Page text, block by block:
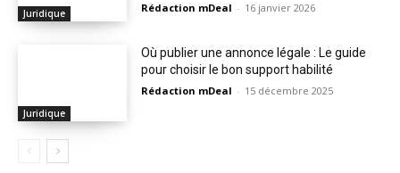
Juridique Rédaction mDeal - 16 janvier 2026
Juridique
Où publier une annonce légale : Le guide
pour choisir le bon support habilité
Rédaction mDeal - 15 décembre 2025